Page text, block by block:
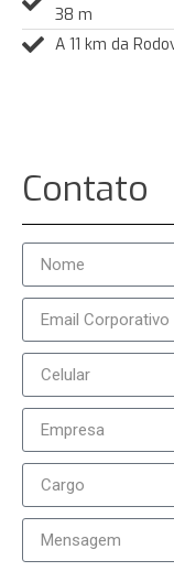
38 m
A 11 km da
Contato